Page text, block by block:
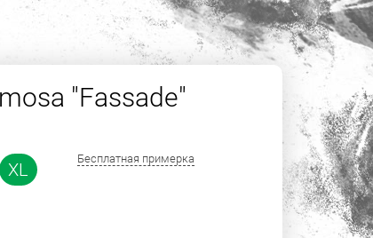
"Fassade"
XL
Бесплатная примерка